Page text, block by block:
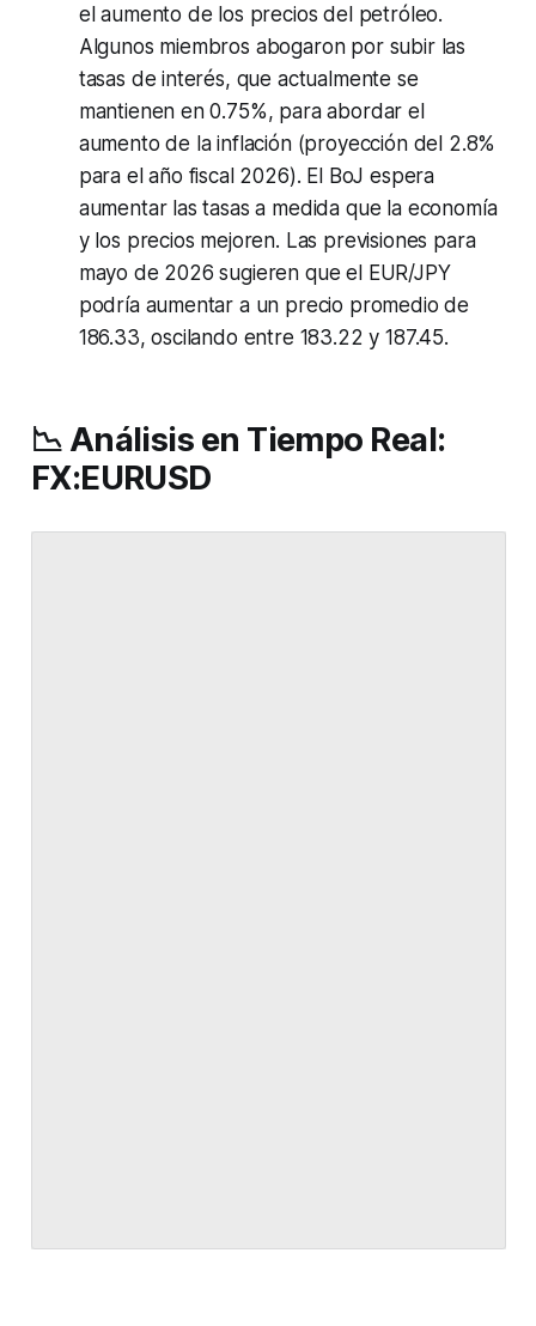
el aumento de los precios del petróleo.
Algunos miembros abogaron por subir las
tasas de interés, que actualmente se
mantienen en 0.75%, para abordar el
aumento de la inflación (proyección del 2.8%
para el año fiscal 2026). El BoJ espera
aumentar las tasas a medida que la economía
y los precios mejoren. Las previsiones para
mayo de 2026 sugieren que el EUR/JPY
podría aumentar a un precio promedio de
186.33, oscilando entre 183.22 y 187.45.
📉 Análisis en Tiempo Real:
FX:EURUSD